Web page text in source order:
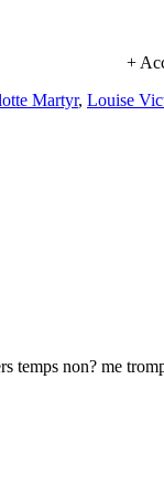
+
Martyr, Louise
temps non? me